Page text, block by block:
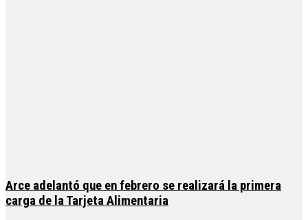
Arce adelantó que en febrero se realizará la primera
carga de la Tarjeta Alimentaria